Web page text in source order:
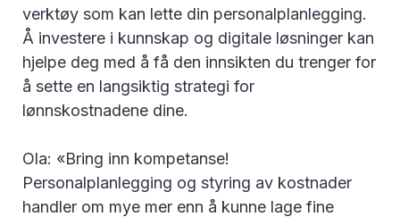
verktøy som kan lette din personalplanlegging.
Å investere i kunnskap og digitale løsninger kan
hjelpe deg med å få den innsikten du trenger for
å sette en langsiktig strategi for
lønnskostnadene dine.
Ola: «Bring inn kompetanse!
Personalplanlegging og styring av kostnader
handler om mye mer enn å kunne lage fine